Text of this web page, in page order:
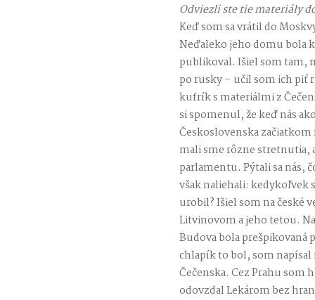
Odviezli ste tie materiály
Keď som sa vrátil do
Neďaleko jeho domu bola
publikoval. Išiel som tam,
po rusky – učil som ich
kufrík s materiálmi z
si spomenul, že keď nás
Československa
mali sme rôzne stretnutia,
parlamentu. Pýtali sa nás,
však naliehali: kedykoľvek
urobil? Išiel som na české
Litvinovom a jeho tetou.
Budova bola
chlapík to bol, som
Čečenska. Cez Prahu som
odovzdal Lekárom bez